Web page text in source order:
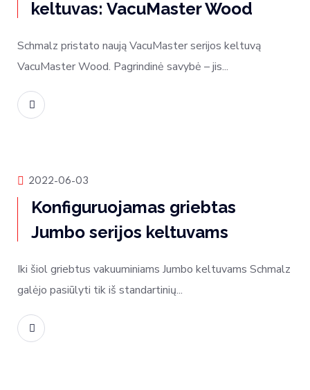
keltuvas: VacuMaster Wood
Schmalz pristato naują VacuMaster serijos keltuvą
VacuMaster Wood. Pagrindinė savybė – jis...
Produktų naujienos
2022-06-03
Konfiguruojamas griebtas
Jumbo serijos keltuvams
Iki šiol griebtus vakuuminiams Jumbo keltuvams Schmalz
galėjo pasiūlyti tik iš standartinių...